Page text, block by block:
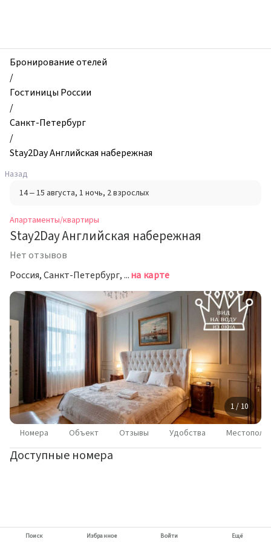
и
квартиры,
Stay2Day
Английская
набережная,
Санкт-
Петербург,
Россия
Бронирование отелей
/
Гостиницы России
/
Санкт-Петербург
/
Stay2Day Английская набережная
Назад
14 – 15 августа, 1 ночь, 2 взрослых
Апартаменты/квартиры
Stay2Day Английская набережная
Нет отзывов
Россия, Санкт-Петербург, Английская набережная, 30на карте
1 / 10
Номера Объект Отзывы Удобства
Доступные номера
Поиск Избранное Войти Ещё